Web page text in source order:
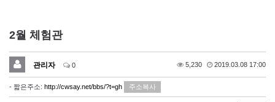
2월 체험관
관리자 0 5,230 2019.03.08 17:00
- 짧은주소: http://cwsay.net/bbs/?t=gh 주소복사